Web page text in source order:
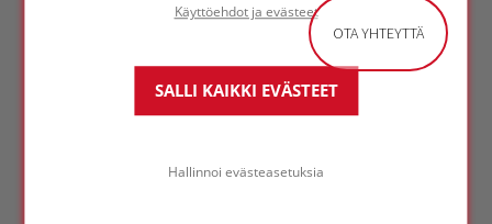
Käyttöehdot ja evästeet
SALLI KAIKKI EVÄSTEET
Hallinnoi evästeasetuksia
Warrington Fire Gentin palonkestävyystestit
ovat osoittaneet, että 50 mm paksut
FOAMGLAS®-levyt lisäävät muurattujen seinien
palonkestävyyttä 30 minuutilla. Tämä tarkoittaa,
paksujen eristelaattojen käyttäminen lisää siis
OTA YHTEYTTÄ